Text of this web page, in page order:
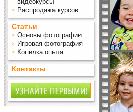
Распродажа курсов
Статьи
Основы фотографии
Игровая фотография
Копилка опыта
Контакты